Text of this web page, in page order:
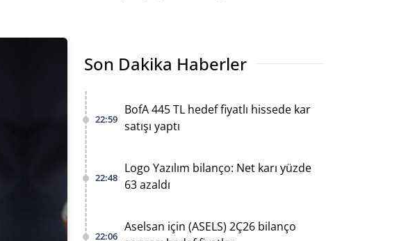
Son Dakika Haberler
22:59
BofA 445 TL hedef fiyatlı hissede kar
satışı yaptı
22:48
Logo Yazılım bilanço: Net karı yüzde
63 azaldı
22:06
Aselsan için (ASELS) 2Ç26 bilanço